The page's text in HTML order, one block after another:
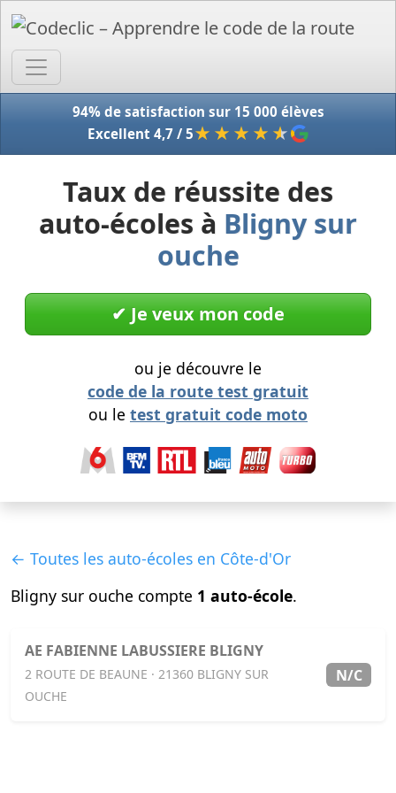
94% de satisfaction sur 15 000 élèves
Excellent 4,7 / 5★★★★ ★
Taux de réussite des
auto-écoles à Bligny sur
ouche
✔︎ Je veux mon code
ou je découvre le
code de la route test gratuit
ou le test gratuit code moto
← Toutes les auto-écoles en Côte-d'Or
Bligny sur ouche compte 1 auto-école.
AE FABIENNE LABUSSIERE BLIGNY
2 ROUTE DE BEAUNE · 21360 BLIGNY SUR
OUCHE
N/C